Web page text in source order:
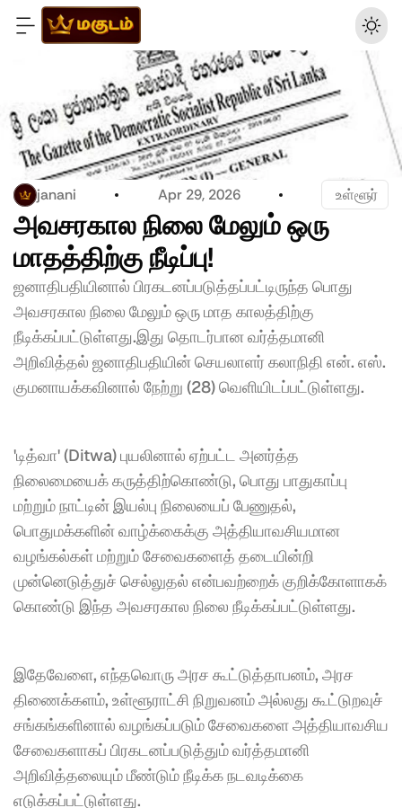
janani Apr 29, 2026 உள்ளூர்
அவசரகால நிலை மேலும் ஒரு
மாதத்திற்கு நீடிப்பு!
ஜனாதிபதியினால் பிரகடனப்படுத்தப்பட்டிருந்த பொது
அவசரகால நிலை மேலும் ஒரு மாத காலத்திற்கு
நீடிக்கப்பட்டுள்ளது.இது தொடர்பான வர்த்தமானி
அறிவித்தல் ஜனாதிபதியின் செயலாளர் கலாநிதி என். எஸ்.
குமனாயக்கவினால் நேற்று (28) வெளியிடப்பட்டுள்ளது.
'டித்வா' (Ditwa) புயலினால் ஏற்பட்ட அனர்த்த
நிலைமையைக் கருத்திற்கொண்டு, பொது பாதுகாப்பு
மற்றும் நாட்டின் இயல்பு நிலையைப் பேணுதல்,
பொதுமக்களின் வாழ்க்கைக்கு அத்தியாவசியமான
வழங்கல்கள் மற்றும் சேவைகளைத் தடையின்றி
முன்னெடுத்துச் செல்லுதல் என்பவற்றைக் குறிக்கோளாகக்
கொண்டு இந்த அவசரகால நிலை நீடிக்கப்பட்டுள்ளது.
இதேவேளை, எந்தவொரு அரச கூட்டுத்தாபனம், அரச
திணைக்களம், உள்ளூராட்சி நிறுவனம் அல்லது கூட்டுறவுச்
சங்கங்களினால் வழங்கப்படும் சேவைகளை அத்தியாவசிய
சேவைகளாகப் பிரகடனப்படுத்தும் வர்த்தமானி
அறிவித்தலையும் மீண்டும் நீடிக்க நடவடிக்கை
எடுக்கப்பட்டுள்ளது.